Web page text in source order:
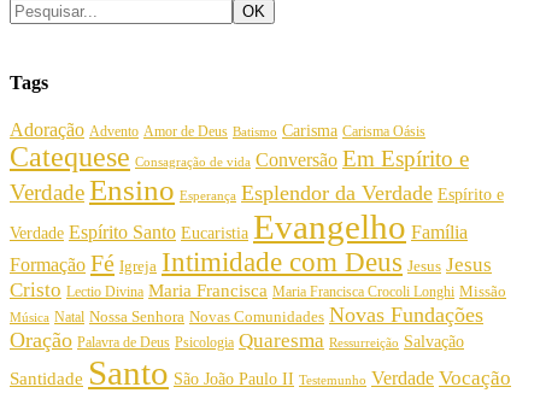
Tags
Adoração Advento Amor de Deus Batismo Carisma Carisma Oásis
Catequese Consagração de vida Conversão Em Espírito e
VerdadeEnsino Esperança Esplendor da Verdade Espírito e
Verdade Espírito Santo Eucaristia Evangelho Família
Formação Fé Igreja Intimidade com Deus Jesus Jesus
Cristo Lectio Divina Maria Francisca Maria Francisca Crocoli Longhi Missão
Música Natal Nossa Senhora Novas Comunidades Novas Fundações
Oração Palavra de Deus Psicologia Quaresma Ressurreição Salvação
Santidade Santo São João Paulo II Testemunho Verdade Vocação